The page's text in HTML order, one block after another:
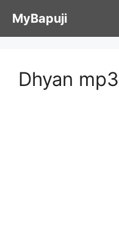
MyBapuji
Dhyan mp3